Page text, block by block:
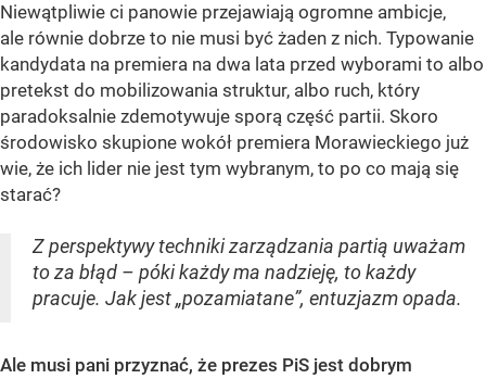
Niewątpliwie ci panowie przejawiają ogromne ambicje,
ale równie dobrze to nie musi być żaden z nich. Typowanie
kandydata na premiera na dwa lata przed wyborami to albo
pretekst do mobilizowania struktur, albo ruch, który
paradoksalnie zdemotywuje sporą część partii. Skoro
środowisko skupione wokół premiera Morawieckiego już
wie, że ich lider nie jest tym wybranym, to po co mają się
starać?
Z perspektywy techniki zarządzania partią uważam
to za błąd – póki każdy ma nadzieję, to każdy
pracuje. Jak jest „pozamiatane”, entuzjazm opada.
Ale musi pani przyznać, że prezes PiS jest dobrym